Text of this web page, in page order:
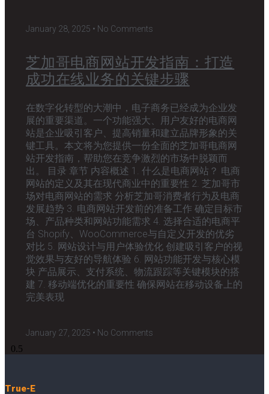
January 28, 2025 No Comments
芝加哥电商网站开发指南：打造
成功在线业务的关键步骤
在数字化转型的大潮中，电子商务已经成为企业发
展的重要渠道。一个功能强大、用户友好的电商网
站是企业吸引客户、提高销量和建立品牌形象的关
键工具。本文将为您提供一份全面的芝加哥电商网
站开发指南，帮助您在竞争激烈的市场中脱颖而
出。 目录 章节 内容概述 1. 什么是电商网站？ 电商
网站的定义及其在现代商业中的重要性 2. 芝加哥市
场对电商网站的需求 分析芝加哥消费者行为及电商
发展趋势 3. 电商网站开发前的准备工作 确定目标市
场、产品种类和网站功能需求 4. 选择合适的电商平
台 Shopify、WooCommerce与自定义开发的优劣
对比 5. 网站设计与用户体验优化 创建吸引客户的视
觉效果与友好的导航体验 6. 网站功能开发与核心模
块 产品展示、支付系统、物流跟踪等关键模块的搭
建 7. 移动端优化的重要性 确保网站在移动设备上的
完美表现
January 27, 2025 No Comments
True-E